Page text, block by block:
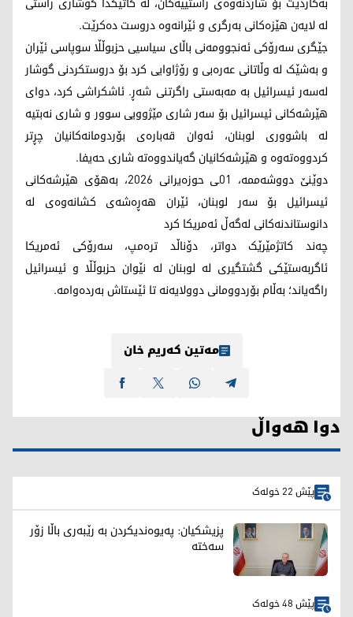
لە لایەن هێزەکانی بەرگری و ئێرانەوە دروست دەکرێت.
جێگری سەرۆکی ئەنجوومەنی باڵای سیاسیی حزبوڵڵا سوپاسی ئێران
و بەشێک لە وڵاتانی عەرەبی و رۆژاوایی کرد بۆ دروستکردنی گوشار
لەسەر ئیسرائیل بە مەبەستی راگرتنی شەڕ. ئاشکراشی کرد، دوای
هێرشەکانی ئیسرائیل بۆ سەر شاری مێژوویی سوور و شاری نەبتیە
لە باشووری لوبنان، ئەوان قەبارەی بۆردومانەکانیان چڕتر
کردووەتەوە و هێرشەکانیان گەیاندووەتە شاری حەیفا.
دوێنێ دووشەممە، 01ـی حوزەیرانی 2026، بەهۆی هێرشەکانی
ئیسرائیل بۆ سەر لوبنان، ئێران هەڕەشەی کشانەوەی لە
دانوستاندنەکانی لەگەڵ ئەمریکا کرد
چەند کاتژمێرێک دواتر، دۆناڵد ترەمپ، سەرۆکی ئەمریکا
ئاگربەستێکی گشتگیری لە لوبنان لە نێوان حزبوڵڵا و ئیسرائیل
راگەیاند؛ بەڵام بۆردوومانی دوولایەنە تا ئێستاش بەردەوامە.
مەتین کەریم خان
دوا هەواڵ
پێش 22 خولەک
پزیشکیان: پەیوەندیکردن بە رێبەری باڵا زۆر
سەختە
پێش 48 خولەک